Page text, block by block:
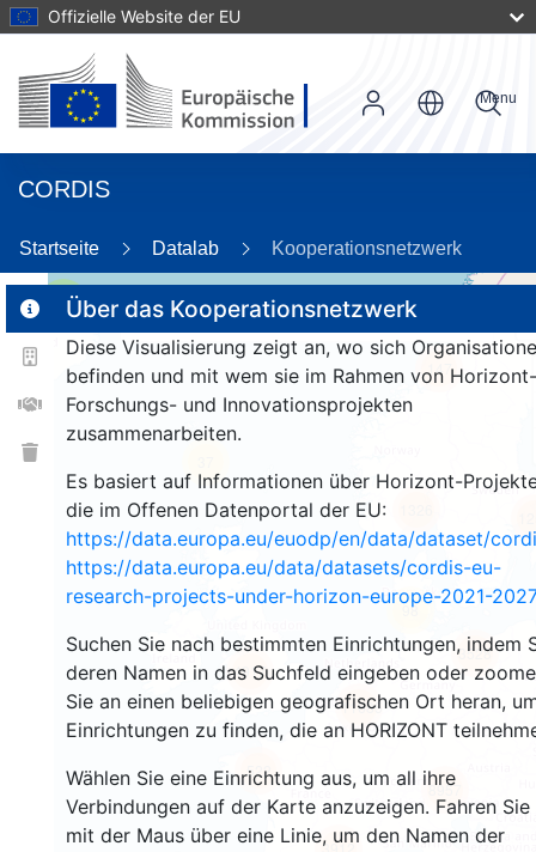
Offizielle Website der EU
CORDIS
Menu
Startseite Datalab Kooperationsnetzwerk
Über das Kooperationsnetzwerk
Diese Visualisierung zeigt an, wo sich
befinden und mit wem sie im Rahmen von Horizont-
Forschungs- und Innovationsprojekten
zusammenarbeiten.
Es basiert auf Informationen über Horizont-
die im Offenen Datenportal der EU:
https://data.europa.eu/euodp/en/data/dataset/
https://data.europa.eu/data/datasets/cordis-eu-
research-projects-under-horizon-europe-2021-2027
Suchen Sie nach bestimmten Einrichtungen, indem
deren Namen in das Suchfeld eingeben oder
Sie an einen beliebigen geografischen Ort heran,
Einrichtungen zu finden, die an HORIZONT
Wählen Sie eine Einrichtung aus, um all ihre
Verbindungen auf der Karte anzuzeigen. Fahren Sie
mit der Maus über eine Linie, um den Namen der
2
98
4917
147
3528
522
11685
3912
8957